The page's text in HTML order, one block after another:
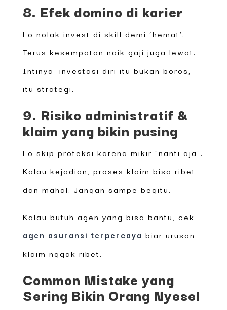
8. Efek domino di karier
Lo nolak invest di skill demi ‘hemat’.
Terus kesempatan naik gaji juga lewat.
Intinya: investasi diri itu bukan boros,
itu strategi.
9. Risiko administratif &
klaim yang bikin pusing
Lo skip proteksi karena mikir “nanti aja”.
Kalau kejadian, proses klaim bisa ribet
dan mahal. Jangan sampe begitu.
Kalau butuh agen yang bisa bantu, cek
agen asuransi terpercaya biar urusan
klaim nggak ribet.
Common Mistake yang
Sering Bikin Orang Nyesel